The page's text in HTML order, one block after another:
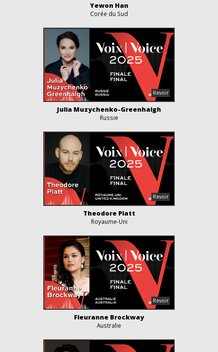
Yewon Han
Corée du Sud
Julia Muzychenko-Greenhalgh
Russie
Theodore Platt
Royaume-Uni
Fleuranne Brockway
Australie